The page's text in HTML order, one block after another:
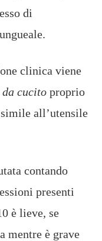
di
clinica viene
cucito proprio
all’utensile
contando
presenti
è lieve, se
mentre è grave